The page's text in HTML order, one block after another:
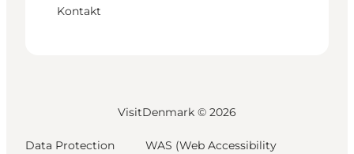
Kontakt
VisitDenmark © 2026
Data Protection WAS (Web Accessibility